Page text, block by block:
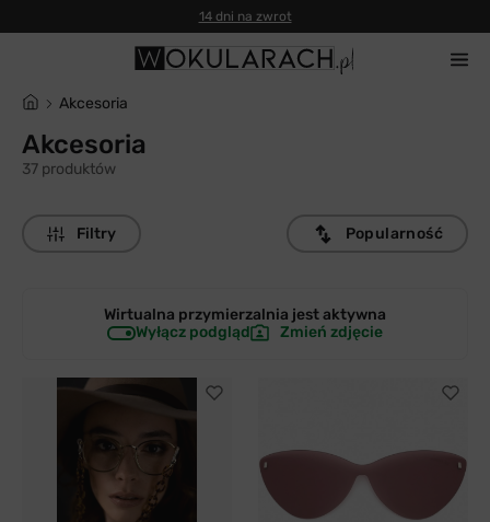
14 dni na zwrot
Akcesoria
Akcesoria
37 produktów
Filtry Popularność
Wirtualna przymierzalnia jestaktywna
Wyłącz podgląd
Zmień zdjęcie